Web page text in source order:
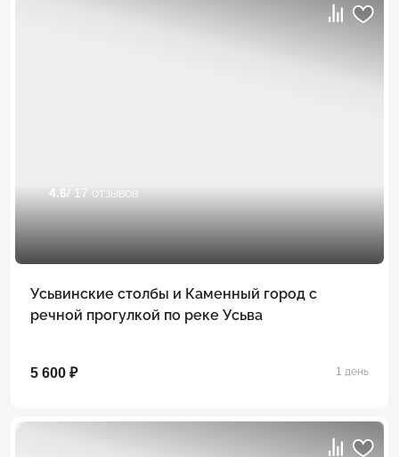
4.6/ 17 отзывов
Усьвинские столбы и Каменный город с
речной прогулкой по реке Усьва
5 600 ₽ 1 день